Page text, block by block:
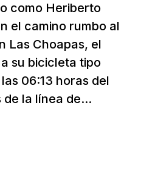
como Heriberto
el camino rumbo al
Las Choapas, el
su bicicleta tipo
06:13 horas del
la línea de...